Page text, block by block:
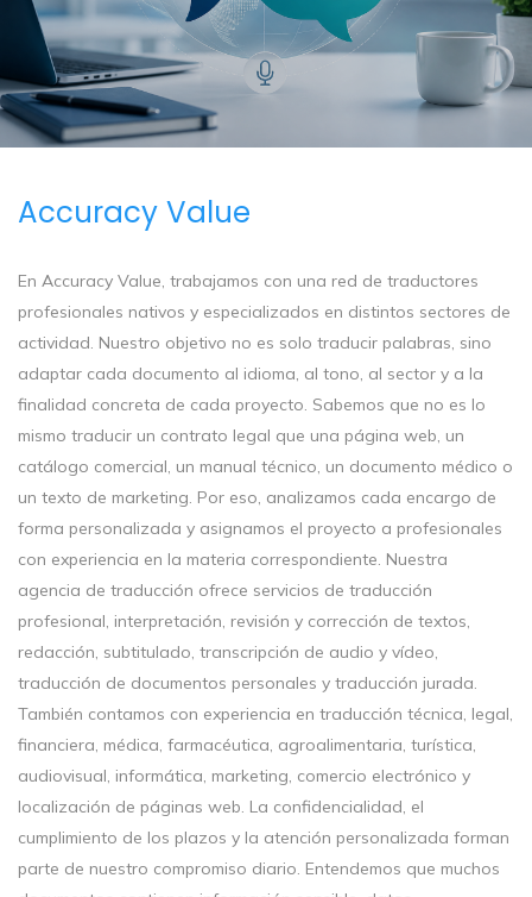
Accuracy Value
En Accuracy Value, trabajamos con una red de traductores
profesionales nativos y especializados en distintos sectores de
actividad. Nuestro objetivo no es solo traducir palabras, sino
adaptar cada documento al idioma, al tono, al sector y a la
finalidad concreta de cada proyecto. Sabemos que no es lo
mismo traducir un contrato legal que una página web, un
catálogo comercial, un manual técnico, un documento médico o
un texto de marketing. Por eso, analizamos cada encargo de
forma personalizada y asignamos el proyecto a profesionales
con experiencia en la materia correspondiente. Nuestra
agencia de traducción ofrece servicios de traducción
profesional, interpretación, revisión y corrección de textos,
redacción, subtitulado, transcripción de audio y vídeo,
traducción de documentos personales y traducción jurada.
También contamos con experiencia en traducción técnica, legal,
financiera, médica, farmacéutica, agroalimentaria, turística,
audiovisual, informática, marketing, comercio electrónico y
localización de páginas web. La confidencialidad, el
cumplimiento de los plazos y la atención personalizada forman
parte de nuestro compromiso diario. Entendemos que muchos